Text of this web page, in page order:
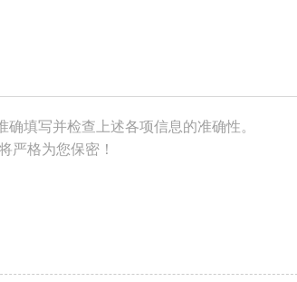
填写并检查上述各项信息的准确性。
严格为您保密！